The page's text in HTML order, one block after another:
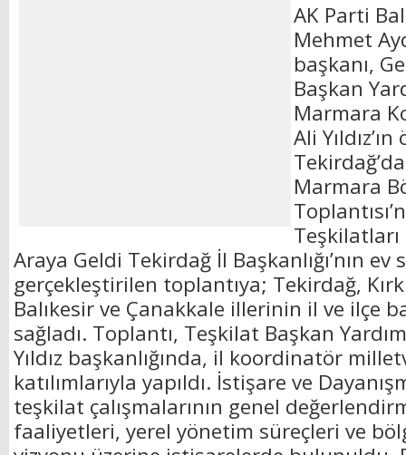
AK Parti
Mehmet
başkanı,
Başkan
Marmara
Ali
Marmara
Araya Geldi Tekirdağ İl Başkanlığı’nın
gerçekleştirilen toplantıya; Tekirdağ,
Balıkesir ve Çanakkale illerinin il ve ilçe
sağladı. Toplantı, Teşkilat Başkan
Yıldız başkanlığında, il koordinatör
katılımlarıyla yapıldı. İstişare ve
teşkilat çalışmalarının genel
faaliyetleri, yerel yönetim süreçleri ve